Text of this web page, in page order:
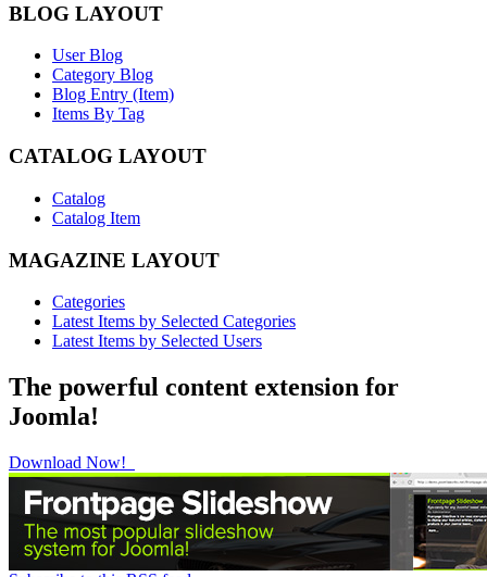
BLOG LAYOUT
User Blog
Category Blog
Blog Entry (Item)
Items By Tag
CATALOG LAYOUT
Catalog
Catalog Item
MAGAZINE LAYOUT
Categories
Latest Items by Selected Categories
Latest Items by Selected Users
The powerful content extension for
Joomla!
Download Now!